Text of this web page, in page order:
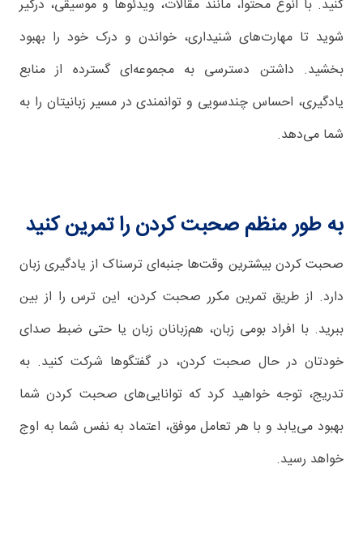
کنید. با انوع محتوا، مانند مقالات، ویدئوها و موسیقی، درگیر
شوید تا مهارت‌های شنیداری، خواندن و درک خود را بهبود
بخشید. داشتن دسترسی به مجموعه‌ای گسترده از منابع
یادگیری، احساس چندسویی و توانمندی در مسیر زبانیتان را به
شما می‌دهد.
به طور منظم صحبت کردن را تمرین کنید
صحبت کردن بیشترین وقت‌ها جنبه‌ای ترسناک از یادگیری زبان
دارد. از طریق تمرین مکرر صحبت کردن، این ترس را از بین
ببرید. با افراد بومی زبان، هم‌زبانان زبان یا حتی ضبط صدای
خودتان در حال صحبت کردن، در گفتگوها شرکت کنید. به
تدریج، توجه خواهید کرد که توانایی‌های صحبت کردن شما
بهبود می‌یابد و با هر تعامل موفق، اعتماد به نفس شما به اوج
خواهد رسید.